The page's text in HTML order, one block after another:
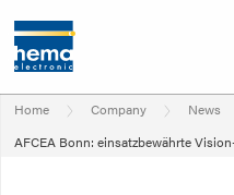
Home Company
News
AFCEA Bonn: einsatzbewährte